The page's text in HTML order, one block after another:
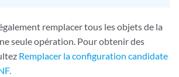
remplacer tous les objets de la
seule opération. Pour obtenir des
Remplacer la configuration candidate